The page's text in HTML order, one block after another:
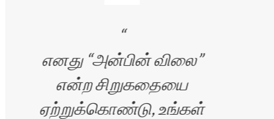
எனது “அன்பின் விலை”
என்ற சிறுகதையை
ஏற்றுக்கொண்டு, உங்கள்